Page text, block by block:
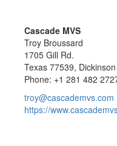
Cascade MVS
Troy Broussard
1705 Gill Rd.
Texas 77539, Dickinson
Phone: +1 281 482
troy@cascademvs.com
https://